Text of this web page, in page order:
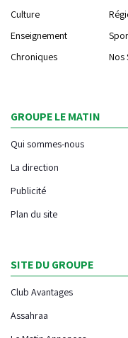
Culture
Enseignement
Chroniques
Nos
GROUPE LE MATIN
Qui sommes-nous
La direction
Publicité
Plan du site
SITE DU GROUPE
Club Avantages
Assahraa